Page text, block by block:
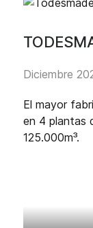
Diciembre
El mayor
en 4 plantas
125.000m³.